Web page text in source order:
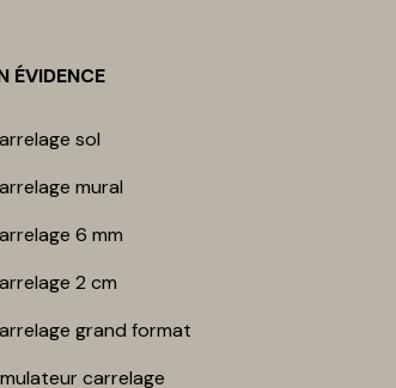
ÉVIDENCE
sol
mur​al
6 mm
2 cm
grand format
carrelage